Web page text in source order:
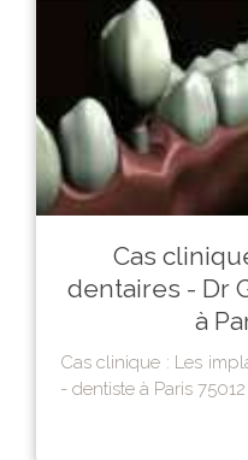
Cas
dentaires - Dr
à
Cas clinique : Les
- dentiste à Paris 75012